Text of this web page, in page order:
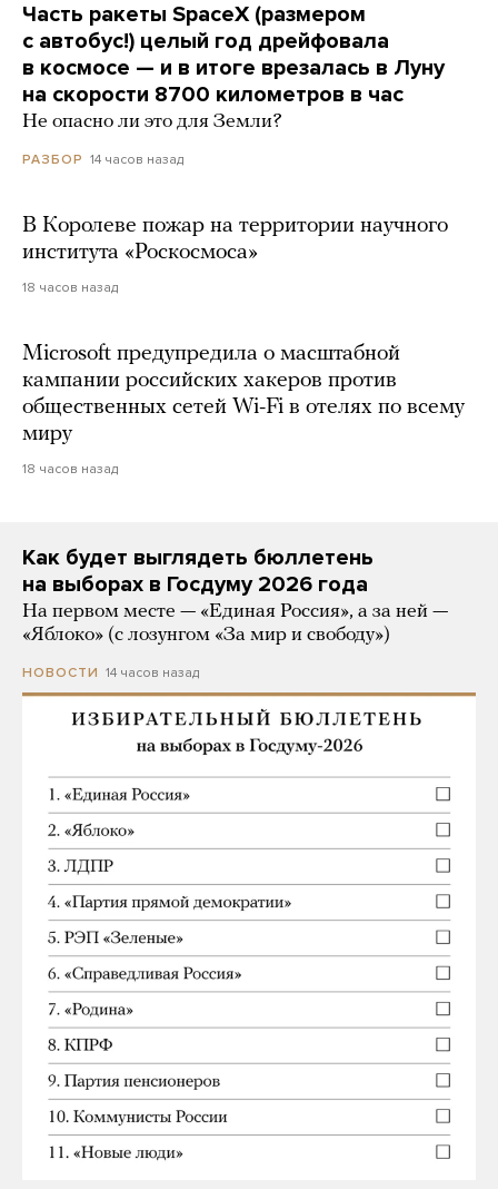
Часть ракеты SpaceX (размером
с автобус!) целый год дрейфовала
в космосе — и в итоге врезалась в Луну
на скорости 8700 километров в час
Не опасно ли это для Земли?
РАЗБОР 14 часов назад
В Королеве пожар на территории научного
института «Роскосмоса»
18 часов назад
Microsoft предупредила о масштабной
кампании российских хакеров против
общественных сетей Wi-Fi в отелях по всему
миру
18 часов назад
Как будет выглядеть бюллетень
на выборах в Госдуму 2026 года
На первом месте — «Единая Россия», а за ней —
«Яблоко» (с лозунгом «За мир и свободу»)
НОВОСТИ 14 часов назад